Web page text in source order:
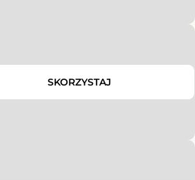
SKORZYSTAJ